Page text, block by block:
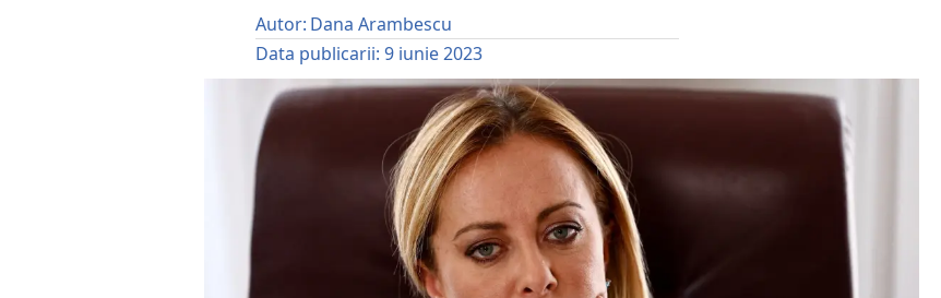
Autor: Dana Arambescu
Data publicarii: 9 iunie 2023